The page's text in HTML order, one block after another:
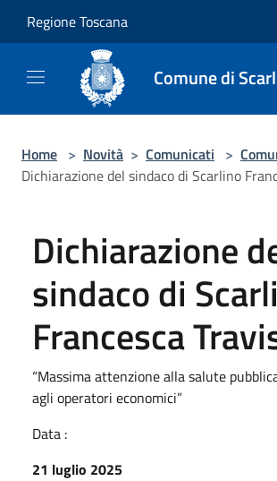
Regione Toscana
Comune di
Home > Novità > Comunicati >
Dichiarazione del sindaco di Scarlino
Dichiarazione
sindaco di
Francesca
“Massima attenzione alla salute
agli operatori economici”
Data :
21 luglio 2025